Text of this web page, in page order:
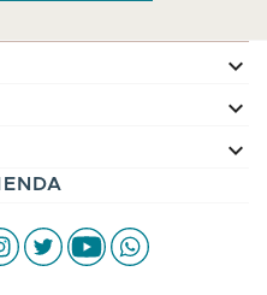



Instagram
TwitterYoutubeWhatsApp